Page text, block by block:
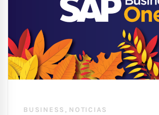
BUSINESS , NOTICIAS